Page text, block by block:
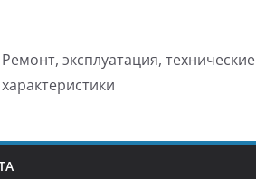
Ремонт, эксплуатация, технические
характеристики